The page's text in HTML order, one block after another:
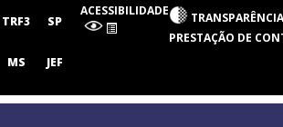
Regional
3ª
TRF3 SP
MS JEF
ACESSIBILIDADE
PRESTAÇÃO DE